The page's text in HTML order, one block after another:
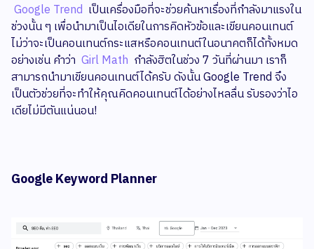
Google Trend เป็นเครื่องมือที่จะช่วยค้นหาเรื่องที่กำลังมาแรงใน
ช่วงนั้น ๆ เพื่อนำมาเป็นไอเดียในการคิดหัวข้อและเขียนคอนเทนต์
ไม่ว่าจะเป็นคอนเทนต์กระแสหรือคอนเทนต์ในอนาคตก็ได้ทั้งหมด
อย่างเช่น คำว่า Girl Math กำลังฮิตในช่วง 7 วันที่ผ่านมา เราก็
สามารถนำมาเขียนคอนเทนต์ได้ครับ ดังนั้น Google Trend จึง
เป็นตัวช่วยที่จะทำให้คุณคิดคอนเทนต์ได้อย่างไหลลื่น รับรองว่าไอ
เดียไม่มีตันแน่นอน!
Google Keyword Planner